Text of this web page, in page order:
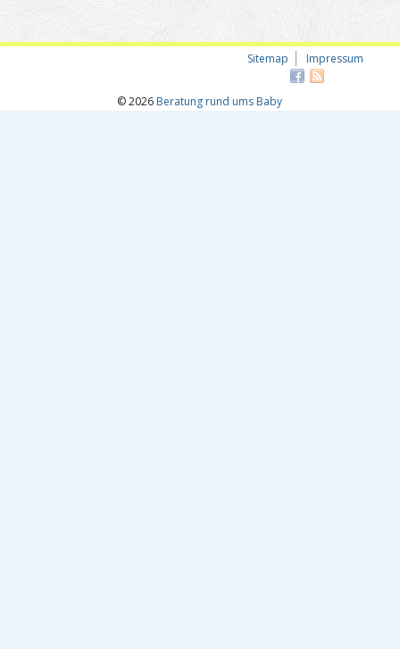
Sitemap Impressum
© 2026 Beratung rund ums Baby